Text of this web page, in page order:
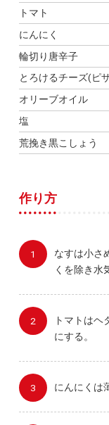
トマト
にんにく
輪切り唐辛子
とろけるチーズ(ピ
オリーブオイル
塩
荒挽き黒こしょう
作り方
なすは小さ
くを除き水
トマトはヘ
にする。
にんにくは